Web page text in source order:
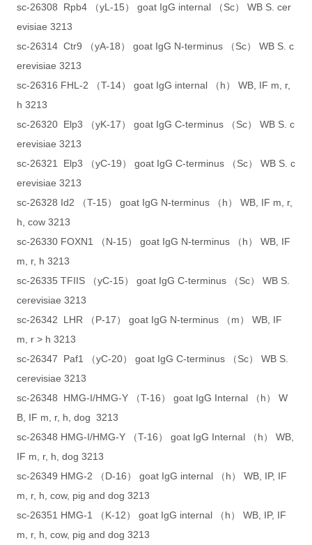
sc-26308 Rpb4 （yL-15） goat IgG internal （Sc） WB S. cer
evisiae 3213
sc-26314 Ctr9 （yA-18） goat IgG N-terminus （Sc） WB S. c
erevisiae 3213
sc-26316 FHL-2 （T-14） goat IgG internal （h） WB, IF m, r,
h 3213
sc-26320 Elp3 （yK-17） goat IgG C-terminus （Sc） WB S. c
erevisiae 3213
sc-26321 Elp3 （yC-19） goat IgG C-terminus （Sc） WB S. c
erevisiae 3213
sc-26328 Id2 （T-15） goat IgG N-terminus （h） WB, IF m, r,
h, cow 3213
sc-26330 FOXN1 （N-15） goat IgG N-terminus （h） WB, IF
m, r, h 3213
sc-26335 TFIIS （yC-15） goat IgG C-terminus （Sc） WB S.
cerevisiae 3213
sc-26342 LHR （P-17） goat IgG N-terminus （m） WB, IF
m, r > h 3213
sc-26347 Paf1 （yC-20） goat IgG C-terminus （Sc） WB S.
cerevisiae 3213
sc-26348 HMG-I/HMG-Y （T-16） goat IgG Internal （h） W
B, IF m, r, h, dog 3213
sc-26348 HMG-I/HMG-Y （T-16） goat IgG Internal （h） WB,
IF m, r, h, dog 3213
sc-26349 HMG-2 （D-16） goat IgG internal （h） WB, IP, IF
m, r, h, cow, pig and dog 3213
sc-26351 HMG-1 （K-12） goat IgG internal （h） WB, IP, IF
m, r, h, cow, pig and dog 3213